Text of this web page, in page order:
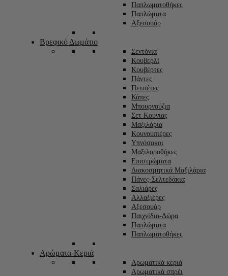
Παπλωματοθήκες
Παπλώματα
Αξεσουάρ
Βρεφικό Δωμάτιο
Σεντόνια
Κουβερλί
Κουβέρτες
Πάντες
Πετσέτες
Κάπες
Μπουρνούζια
Σετ Κούνιας
Μαξιλάρια
Κουνουπιέρες
Υπνόσακοι
Μαξιλαροθήκες
Επιστρώματα
Διακοσμητικά Μαξιλάρια
Πάνες-Σελτεδάκια
Σαλιάρες
Αλλαξιέρες
Αξεσουάρ
Παιχνίδια-Δώρα
Παπλώματα
Παπλωματοθήκες
Αρώματα-Κεριά
Αρωματικά κεριά
Αρωματικά σπρέι